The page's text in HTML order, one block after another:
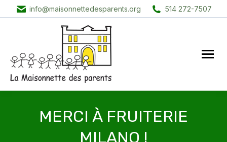
info@maisonnettedesparents.org 514 272-7507
MERCI À FRUITERIE
MILANO !